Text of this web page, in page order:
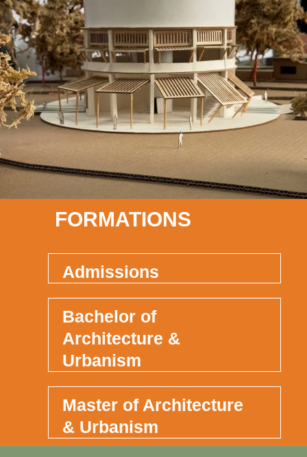
FORMATIONS
Admissions
Bachelor of
Architecture &
Urbanism
Master of Architecture
& Urbanism